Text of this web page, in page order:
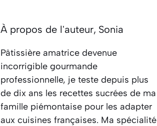
À propos de l'auteur, Sonia
Pâtissière amatrice devenue
incorrigible gourmande
professionnelle, je teste depuis plus
de dix ans les recettes sucrées de ma
famille piémontaise pour les adapter
aux cuisines françaises. Ma spécialité